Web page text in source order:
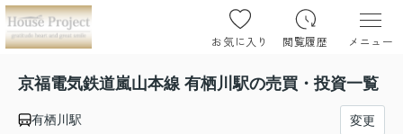
お気に入り 閲覧履歴 メニュー
京福電気鉄道嵐山本線 有栖川駅の売買・投資一覧
有栖川駅 変更